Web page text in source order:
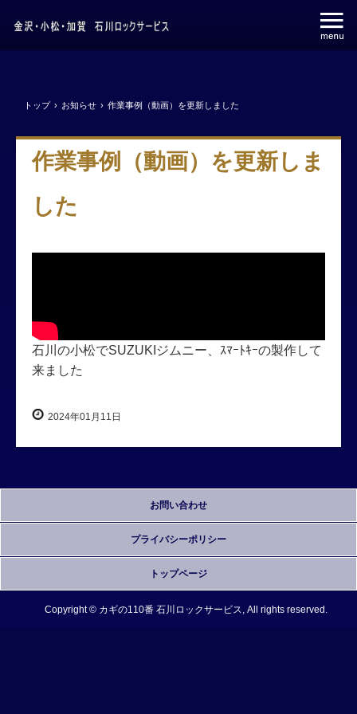
トップ › お知らせ › 作業事例（動画）を更新しました
作業事例（動画）を更新しま
した
石川の小松でSUZUKIジムニー、ｽﾏｰﾄｷｰの製作して
来ました
2024年01月11日
お問い合わせ
プライバシーポリシー
トップページ
Copyright © カギの110番 石川ロックサービス, All rights reserved.